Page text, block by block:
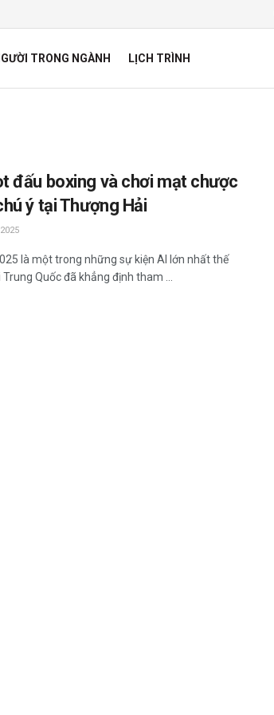
TRONG NGÀNH LỊCH TRÌNH
đấu boxing và chơi mạt chược
ý tại Thượng Hải
là một trong những sự kiện AI lớn nhất thế
Trung Quốc đã khẳng định tham ...